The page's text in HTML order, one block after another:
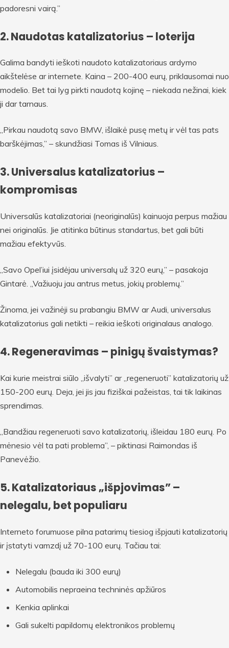
padoresni vairą.”
2. Naudotas katalizatorius – loterija
Galima bandyti ieškoti naudoto katalizatoriaus ardymo
aikštelėse ar internete. Kaina – 200-400 eurų, priklausomai nuo
modelio. Bet tai lyg pirkti naudotą kojinę – niekada nežinai, kiek
ji dar tarnaus.
„Pirkau naudotą savo BMW, išlaikė pusę metų ir vėl tas pats
barškėjimas,” – skundžiasi Tomas iš Vilniaus.
3. Universalus katalizatorius –
kompromisas
Universalūs katalizatoriai (neoriginalūs) kainuoja perpus mažiau
nei originalūs. Jie atitinka būtinus standartus, bet gali būti
mažiau efektyvūs.
„Savo Opel’iui įsidėjau universalų už 320 eurų,” – pasakoja
Gintarė. „Važiuoju jau antrus metus, jokių problemų.”
Žinoma, jei važinėji su prabangiu BMW ar Audi, universalus
katalizatorius gali netikti – reikia ieškoti originalaus analogo.
4. Regeneravimas – pinigų švaistymas?
Kai kurie meistrai siūlo „išvalyti” ar „regeneruoti” katalizatorių už
150-200 eurų. Deja, jei jis jau fiziškai pažeistas, tai tik laikinas
sprendimas.
„Bandžiau regeneruoti savo katalizatorių, išleidau 180 eurų. Po
mėnesio vėl ta pati problema”, – piktinasi Raimondas iš
Panevėžio.
5. Katalizatoriaus „išpjovimas” –
nelegalu, bet populiaru
Interneto forumuose pilna patarimų tiesiog išpjauti katalizatorių
ir įstatyti vamzdį už 70-100 eurų. Tačiau tai:
Nelegalu (bauda iki 300 eurų)
Automobilis nepraeina techninės apžiūros
Kenkia aplinkai
Gali sukelti papildomų elektronikos problemų